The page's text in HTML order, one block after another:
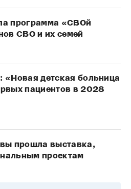
программа «СВОй
СВО и их семей
«Новая детская больница
пациентов в 2028
прошла выставка,
проектам